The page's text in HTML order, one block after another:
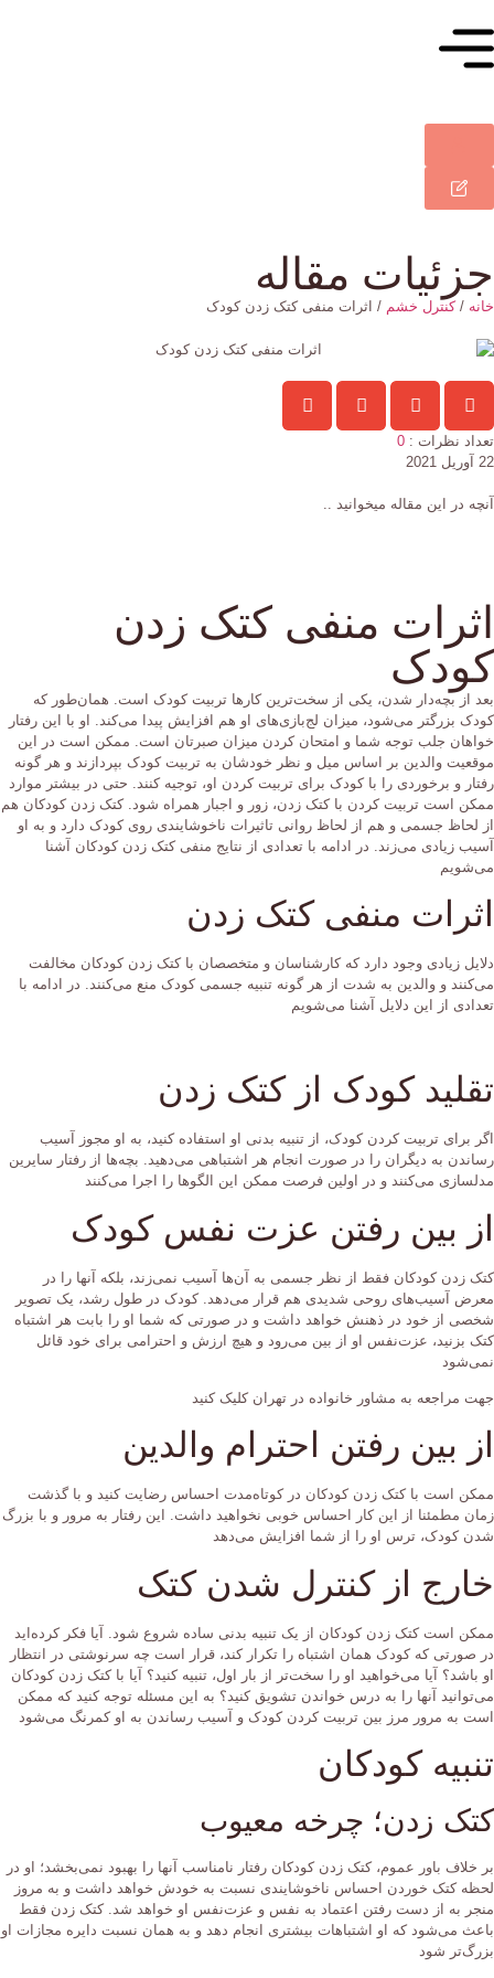
جزئیات مقاله
خانه /کنترل خشم / اثرات منفی کتک زدن کودک
تعداد نظرات : 0
22 آوریل 2021
آنچه در این مقاله میخوانید ..
اثرات منفی کتک زدن
کودک
بعد از بچه‌دار شدن، یکی از سخت‌ترین کار‌ها تربیت کودک است. همان‌طور که
کودک بزرگتر می‌شود، میزان لج‌بازی‌های او هم افزایش پیدا می‌کند. او با این رفتار
خواهان جلب توجه شما و امتحان کردن میزان صبرتان است. ممکن است در این
موقعیت والدین بر اساس میل و نظر خودشان به تربیت کودک بپردازند و هر گونه
رفتار و برخوردی را با کودک برای تربیت کردن او، توجیه کنند. حتی در بیشتر موارد
ممکن است تربیت کردن با کتک زدن، زور و اجبار همراه شود. کتک زدن کودکان هم
از لحاظ جسمی و هم از لحاظ روانی تاثیرات ناخوشایندی روی کودک دارد و به او
آسیب زیادی می‌زند. در ادامه با تعدادی از نتایج منفی کتک زدن کودکان آشنا
می‌شویم
اثرات منفی کتک زدن
دلایل زیادی وجود دارد که کارشناسان و متخصصان با کتک زدن کودکان مخالفت
می‌کنند و والدین به شدت از هر گونه تنبیه جسمی کودک منع می‌کنند. در ادامه با
تعدادی از این دلایل آشنا می‌شویم
تقلید کودک از کتک زدن
اگر برای تربیت کردن کودک، از تنبیه بدنی او استفاده کنید، به او مجوز آسیب
رساندن به دیگران را در صورت انجام هر اشتباهی می‌دهید. بچه‌ها از رفتار سایرین
مدلسازی می‌کنند و در اولین فرصت ممکن این الگو‌ها را اجرا می‌کنند
از بین رفتن عزت نفس کودک
کتک زدن کودکان فقط از نظر جسمی به آن‌ها آسیب نمی‌زند، بلکه آنها را در
معرض آسیب‌های روحی شدیدی هم قرار می‌دهد. کودک در طول رشد، یک تصویر
شخصی از خود در ذهنش خواهد داشت و در صورتی که شما او را بابت هر اشتباه
کتک بزنید، عزت‌نفس او از بین می‌رود و هیچ ارزش و احترامی برای خود قائل
نمی‌شود
جهت مراجعه به مشاور خانواده در تهران کلیک کنید
از بین رفتن احترام والدین
ممکن است با کتک زدن کودکان در کوتاه‌مدت احساس رضایت کنید و با گذشت
زمان مطمئنا از این کار احساس خوبی نخواهید داشت. این رفتار به مرور و با بزرگ
شدن کودک، ترس او را از شما افزایش می‌دهد
خارج از کنترل شدن کتک
ممکن است کتک زدن کودکان از یک تنبیه بدنی ساده شروع شود. آیا فکر کرده‌اید
در صورتی که کودک همان اشتباه را تکرار کند، قرار است چه سرنوشتی در انتظار
او باشد؟ آیا می‌خواهید او را سخت‌تر از بار اول، تنبیه کنید؟ آیا با کتک زدن کودکان
می‌توانید آنها را به درس خواندن تشویق کنید؟ به این مسئله توجه کنید که ممکن
است به مرور مرز بین تربیت کردن کودک و آسیب رساندن به او کمرنگ می‌شود
تنبیه کودکان
کتک زدن؛ چرخه معیوب
بر خلاف باور عموم، کتک زدن کودکان رفتار نامناسب آنها را بهبود نمی‌بخشد؛ او در
لحظه کتک خوردن احساس ناخوشایندی نسبت به خودش خواهد داشت و به مروز
منجر به از دست رفتن اعتماد به نفس و عزت‌نفس او خواهد شد. کتک زدن فقط
باعث می‌شود که او اشتباهات بیشتری انجام دهد و به همان نسبت دایره مجازات او
بزرگ‌تر شود